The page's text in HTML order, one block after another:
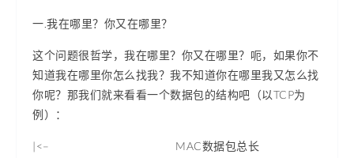
一.我在哪里？你又在哪里？
这个问题很哲学，我在哪里？你又在哪里？呃，如果你不
知道我在哪里你怎么找我？我不知道你在哪里我又怎么找
你呢？那我们就来看看一个数据包的结构吧（以TCP为
例）：
|<– MAC数据包总长